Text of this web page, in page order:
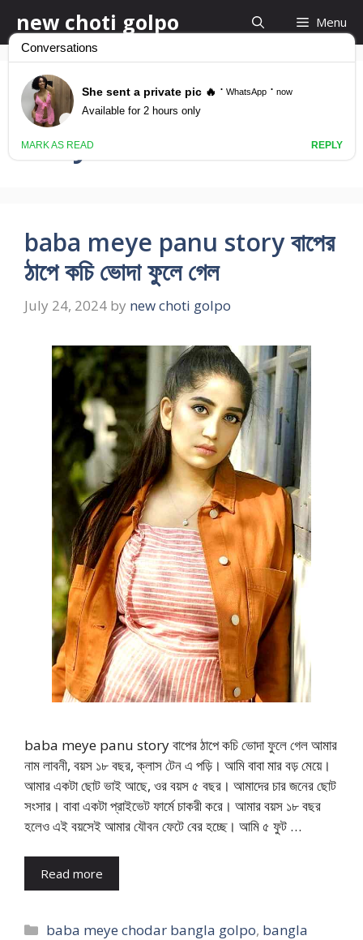
to
content
new choti golpo Menu
bangla choti baba
meye
baba meye panu story বাপের
ঠাপে কচি ভোদা ফুলে গেল
July 24, 2024 by new choti golpo
baba meye panu story বাপের ঠাপে কচি ভোদা ফুলে গেল আমার
নাম লাবনী, বয়স ১৮ বছর, ক্লাস টেন এ পড়ি। আমি বাবা মার বড় মেয়ে।
আমার একটা ছোট ভাই আছে, ওর বয়স ৫ বছর। আমাদের চার জনের ছোট
সংসার। বাবা একটা প্রাইভেট ফার্মে চাকরী করে। আমার বয়স ১৮ বছর
হলেও এই বয়সেই আমার যৌবন ফেটে বের হচ্ছে। আমি ৫ ফুট …
Read more
Categories
baba meye chodar bangla golpo, bangla